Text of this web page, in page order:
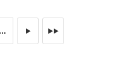
... ► ►►